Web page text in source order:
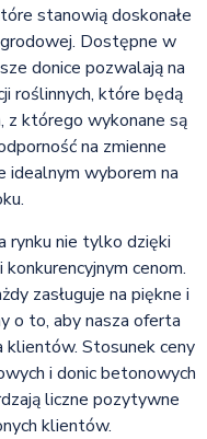
stanowią doskonałe
Dostępne w
donice pozwalają na
roślinnych, które będą
którego wykonane są
na zmienne
idealnym wyborem na
rynku nie tylko dzięki
cenom.
zasługuje na piękne i
o to, aby nasza oferta
klientów. Stosunek ceny
i donic betonowych
liczne pozytywne
klientów.